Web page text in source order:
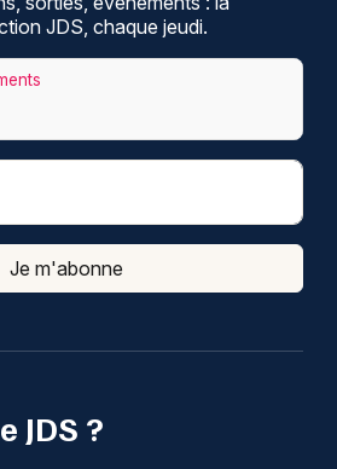
JDS ?
JDS, chaque jeudi.
Je m'abonne